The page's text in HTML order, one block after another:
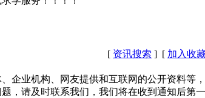
[ 资讯搜索 ] [ 加入收
企业机构、网友提供和互联网的公开资料
，请及时联系我们，我们将在收到通知后第